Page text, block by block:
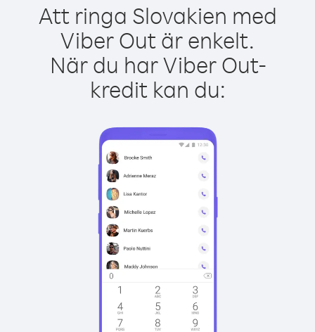
Att ringa Slovakien med
Viber Out är enkelt.
När du har Viber Out-
kredit kan du: